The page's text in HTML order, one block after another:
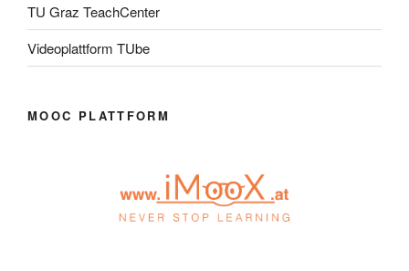
TU Graz TeachCenter
Videoplattform TUbe
MOOC PLATTFORM